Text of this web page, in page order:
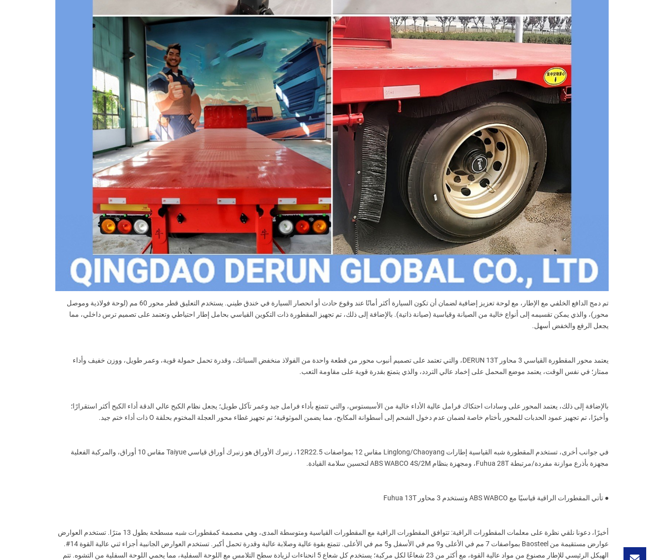
تم دمج الدافع الخلفي مع الإطار، مع لوحة تعزيز إضافية لضمان أن تكون السيارة أكثر أمانًا عند وقوع حادث أو انحصار السيارة في خندق طيني. يستخدم التعليق قطر محور 60 مم (لوحة فولاذية وموصل
محور)، والذي يمكن تقسيمه إلى أنواع خالية من الصيانة وقياسية (صيانة ذاتية). بالإضافة إلى ذلك، تم تجهيز المقطورة ذات التكوين القياسي بحامل إطار احتياطي وتعتمد على تصميم ترس داخلي، مما
يجعل الرفع والخفض أسهل.
يعتمد محور المقطورة القياسي 3 محاور DERUN 13T، والتي تعتمد على تصميم أنبوب محور من قطعة واحدة من الفولاذ منخفض السبائك، وقدرة تحمل حمولة قوية، وعمر طويل، ووزن خفيف وأداء
ممتاز؛ في نفس الوقت، يعتمد موضع المحمل على إخماد عالي التردد، والذي يتمتع بقدرة قوية على مقاومة التعب.
بالإضافة إلى ذلك، يعتمد المحور على وسادات احتكاك فرامل عالية الأداء خالية من الأسبستوس، والتي تتمتع بأداء فرامل جيد وعمر تآكل طويل؛ يجعل نظام الكبح عالي الدقة أداء الكبح أكثر استقرارًا؛
وأخيرًا، تم تجهيز عمود الحدبات للمحور بأختام خاصة لضمان عدم دخول الشحم إلى أسطوانة المكابح، مما يضمن الموثوقية؛ تم تجهيز غطاء محور العجلة المختوم بحلقة O ذات أداء ختم جيد.
في جوانب أخرى، تستخدم المقطورة شبه القياسية إطارات Linglong/Chaoyang مقاس 12 بمواصفات 12R22.5، زنبرك الأوراق هو زنبرك أوراق قياسي Taiyue مقاس 10 أوراق، والمركبة الفعلية
مجهزة بأذرع موازنة مفردة/مرتبطة Fuhua 28T، ومجهزة بنظام ABS WABCO 4S/2M لتحسين سلامة القيادة.
● تأتي المقطورات الراقية قياسيًا مع ABS WABCO وتستخدم 3 محاور Fuhua 13T
أخيرًا، دعونا نلقي نظرة على معلمات المقطورات الراقية: تتوافق المقطورات الراقية مع المقطورات القياسية ومتوسطة المدى، وهي مصممة كمقطورات شبه مسطحة بطول 13 مترًا. تستخدم العوارض
عوارض مستقيمة من Baosteel بمواصفات 7 مم في الأعلى و9 مم في الأسفل و5 مم في الأعلى. تتمتع بقوة عالية وصلابة عالية وقدرة تحمل أكبر. تستخدم العوارض الجانبية أجزاء ثني عالية القوة 14#.
الهيكل الرئيسي للإطار مصنوع من مواد عالية القوة، مع أكثر من 23 شعاعًا لكل مركبة؛ يستخدم كل شعاع 5 انحناءات لزيادة سطح التلامس مع اللوحة السفلية، مما يحمي اللوحة السفلية من التشوه. تتم